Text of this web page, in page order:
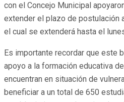
con el Concejo Municipal
extender el plazo de postulación
el cual se extenderá hasta el
Es importante recordar que este
apoyo a la formación educativa
encuentran en situación de
beneficiar a un total de 650